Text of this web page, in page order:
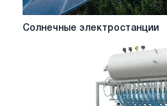
Солнечные
Солнечные электростанции